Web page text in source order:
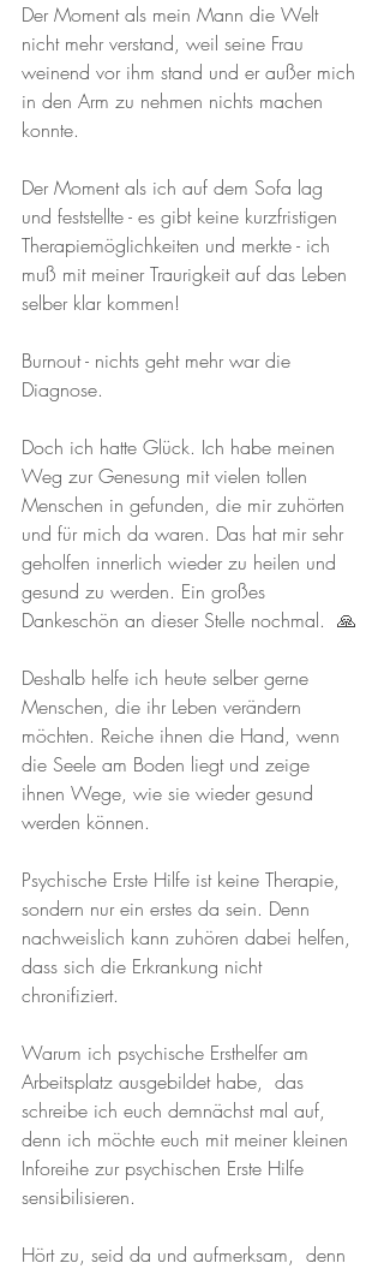
Der Moment als mein Mann die Welt
nicht mehr verstand, weil seine Frau
weinend vor ihm stand und er außer mich
in den Arm zu nehmen nichts machen
konnte.
Der Moment als ich auf dem Sofa lag
und feststellte - es gibt keine kurzfristigen
Therapiemöglichkeiten und merkte - ich
muß mit meiner Traurigkeit auf das Leben
selber klar kommen!
Burnout - nichts geht mehr war die
Diagnose.
Doch ich hatte Glück. Ich habe meinen
Weg zur Genesung mit vielen tollen
Menschen in gefunden, die mir zuhörten
und für mich da waren. Das hat mir sehr
geholfen innerlich wieder zu heilen und
gesund zu werden. Ein großes
Dankeschön an dieser Stelle nochmal.  🙏
Deshalb helfe ich heute selber gerne
Menschen, die ihr Leben verändern
möchten. Reiche ihnen die Hand, wenn
die Seele am Boden liegt und zeige
ihnen Wege, wie sie wieder gesund
werden können.
Psychische Erste Hilfe ist keine Therapie,
sondern nur ein erstes da sein. Denn
nachweislich kann zuhören dabei helfen,
dass sich die Erkrankung nicht
chronifiziert.
Warum ich psychische Ersthelfer am
Arbeitsplatz ausgebildet habe,  das
schreibe ich euch demnächst mal auf,
denn ich möchte euch mit meiner kleinen
Inforeihe zur psychischen Erste Hilfe
sensibilisieren.
Hört zu, seid da und aufmerksam,  denn